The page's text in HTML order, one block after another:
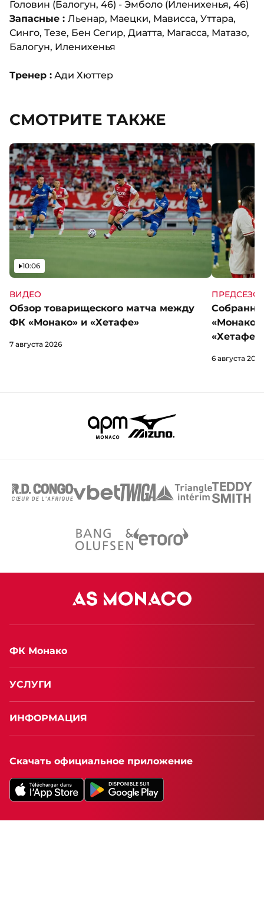
Головин (Балогун, 46) - Эмболо (Иленихенья, 46)
Запасные : Льенар, Маецки, Мависса, Уттара,
Синго, Тезе, Бен Сегир, Диатта, Магасса, Матазо,
Балогун, Иленихенья
Тренер : Ади Хюттер
СМОТРИТЕ ТАКЖЕ
ВИДЕО
Обзор товарищеского матча между
ФК «Монако» и «Хетафе»
Видео
10:06
7 августа 2026
«Хетафе»
6 августа 2026
ФК Монако
УСЛУГИ
ИНФОРМАЦИЯ
Скачать официальное приложение